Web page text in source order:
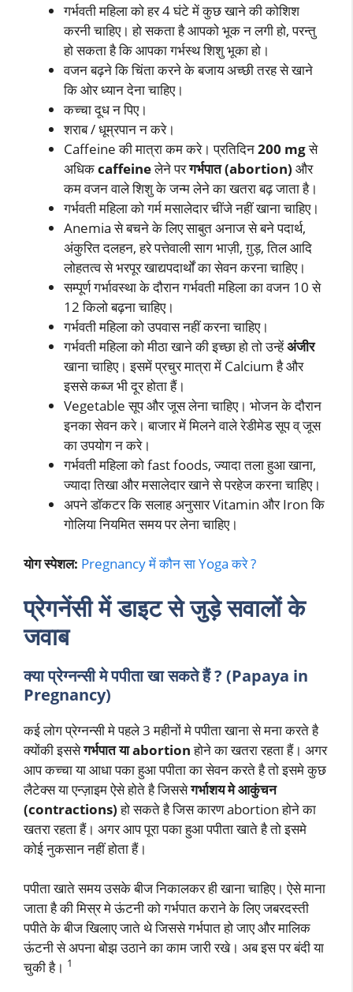
गर्भवती महिला को हर 4 घंटे में कुछ खाने की कोशिश
करनी चाहिए। हो सकता है आपको भूक न लगी हो, परन्तु
हो सकता है कि आपका गर्भस्थ शिशु भूका हो।
वजन बढ़ने कि चिंता करने के बजाय अच्छी तरह से खाने
कि ओर ध्यान देना चाहिए।
कच्चा दूध न पिए।
शराब / धूम्रपान न करे।
Caffeine की मात्रा कम करे। प्रतिदिन200 mgसे
अधिकcaffeineलेने परगर्भपात(abortion) और
कम वजन वाले शिशु के जन्म लेने का खतरा बढ़ जाता है।
गर्भवती महिला को गर्म मसालेदार चींजे नहीं खाना चाहिए।
Anemia से बचने के लिए साबुत अनाज से बने पदार्थ,
अंकुरित दलहन, हरे पत्तेवाली साग भाज़ी, ग़ुड़, तिल आदि
लोहतत्व से भरपूर खाद्यपदार्थों का सेवन करना चाहिए।
सम्पूर्ण गर्भावस्था के दौरान गर्भवती महिला का वजन 10 से
12 किलो बढ़ना चाहिए।
गर्भवती महिला को उपवास नहीं करना चाहिए।
गर्भवती महिला को मीठा खाने की इच्छा हो तो उन्हेंअंजीर
खाना चाहिए। इसमें प्रचुर मात्रा में Calcium है और
इससे कब्ज भी दूर होता हैं।
Vegetable सूप और जूस लेना चाहिए। भोजन के दौरान
इनका सेवन करे। बाजार में मिलने वाले रेडीमेड सूप व् जूस
का उपयोग न करे।
गर्भवती महिला को fast foods, ज्यादा तला हुआ खाना,
ज्यादा तिखा और मसालेदार खाने से परहेज करना चाहिए।
अपने डॉकटर कि सलाह अनुसार Vitamin और Iron कि
गोलिया नियमित समय पर लेना चाहिए।
योग स्पेशल: Pregnancy में कौन सा Yoga करे ?
प्रेगनेंसी में डाइट से जुड़े सवालों के
जवाब
क्या प्रेग्नन्सी मे पपीता खा सकते हैं ? (Papaya in
Pregnancy)
कई लोग प्रेग्नन्सी मे पहले 3 महीनों मे पपीता खाना से मना करते है
क्योंकी इससेगर्भपात या abortionहोने का खतरा रहता हैं। अगर
आप कच्चा या आधा पका हुआ पपीता का सेवन करते है तो इसमे कुछ
लैटेक्स या एन्ज़ाइम ऐसे होते है जिससेगर्भाशय मे आकुंचन
(contractions)हो सकते है जिस कारण abortion होने का
खतरा रहता हैं। अगर आप पूरा पका हुआ पपीता खाते है तो इसमे
कोई नुकसान नहीं होता हैं।
पपीता खाते समय उसके बीज निकालकर ही खाना चाहिए। ऐसे माना
जाता है की मिस्र मे ऊंटनी को गर्भपात कराने के लिए जबरदस्ती
पपीते के बीज खिलाए जाते थे जिससे गर्भपात हो जाए और मालिक
ऊंटनी से अपना बोझ उठाने का काम जारी रखे। अब इस पर बंदी या
चुकी है। 1